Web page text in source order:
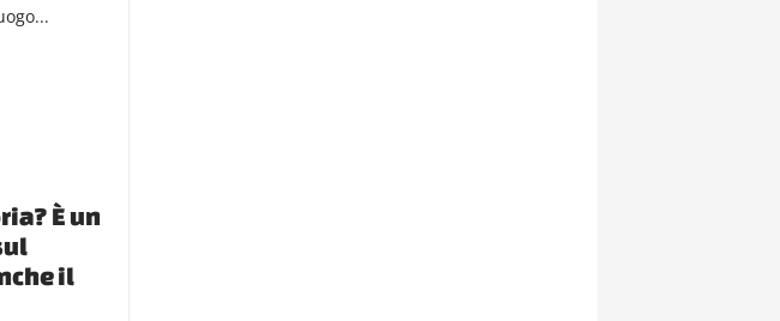
È un
il